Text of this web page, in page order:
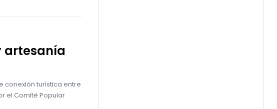
artesanía
conexión turística entre
el Comité Popular